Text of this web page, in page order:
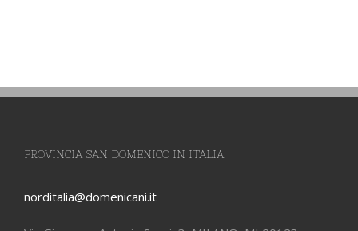
PROVINCIA SAN DOMENICO IN ITALIA
norditalia@domenicani.it